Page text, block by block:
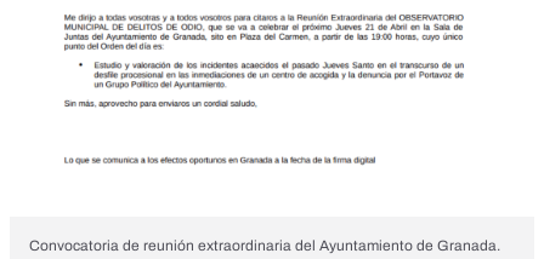
Convocatoria de reunión extraordinaria del Ayuntamiento de Granada.